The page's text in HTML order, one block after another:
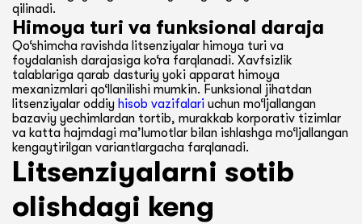
qilinadi.
Himoya turi va funksional daraja
Qo‘shimcha ravishda litsenziyalar himoya turi va
foydalanish darajasiga ko‘ra farqlanadi. Xavfsizlik
talablariga qarab dasturiy yoki apparat himoya
mexanizmlari qo‘llanilishi mumkin. Funksional jihatdan
litsenziyalar oddiy hisob vazifalari uchun mo‘ljallangan
bazaviy yechimlardan tortib, murakkab korporativ tizimlar
va katta hajmdagi ma’lumotlar bilan ishlashga mo‘ljallangan
kengaytirilgan variantlargacha farqlanadi.
Litsenziyalarni sotib
olishdagi keng